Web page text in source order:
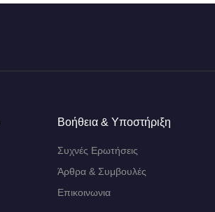
Βοήθεια & Υποστήριξη
Συχνές Ερωτήσεις
Άρθρα & Συμβουλές
Επικοινωνια